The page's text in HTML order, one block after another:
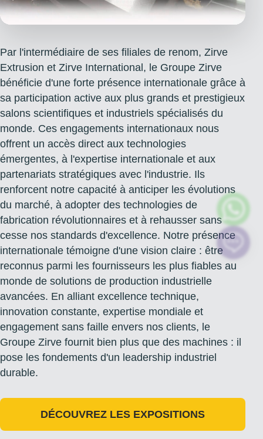
Par l'intermédiaire de ses filiales de renom, Zirve
Extrusion et Zirve International, le Groupe Zirve
bénéficie d'une forte présence internationale grâce à
sa participation active aux plus grands et prestigieux
salons scientifiques et industriels spécialisés du
monde. Ces engagements internationaux nous
offrent un accès direct aux technologies
émergentes, à l'expertise internationale et aux
partenariats stratégiques avec l'industrie. Ils
renforcent notre capacité à anticiper les évolutions
du marché, à adopter des technologies de
fabrication révolutionnaires et à rehausser sans
cesse nos standards d'excellence. Notre présence
internationale témoigne d'une vision claire : être
reconnus parmi les fournisseurs les plus fiables au
monde de solutions de production industrielle
avancées. En alliant excellence technique,
innovation constante, expertise mondiale et
engagement sans faille envers nos clients, le
Groupe Zirve fournit bien plus que des machines : il
pose les fondements d'un leadership industriel
durable.
DÉCOUVREZ LES EXPOSITIONS